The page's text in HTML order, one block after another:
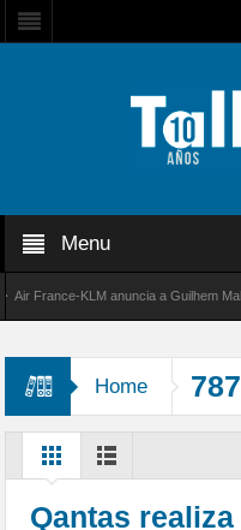
Menu
KLM anuncia a Guilhem Mallet
Home
Qantas